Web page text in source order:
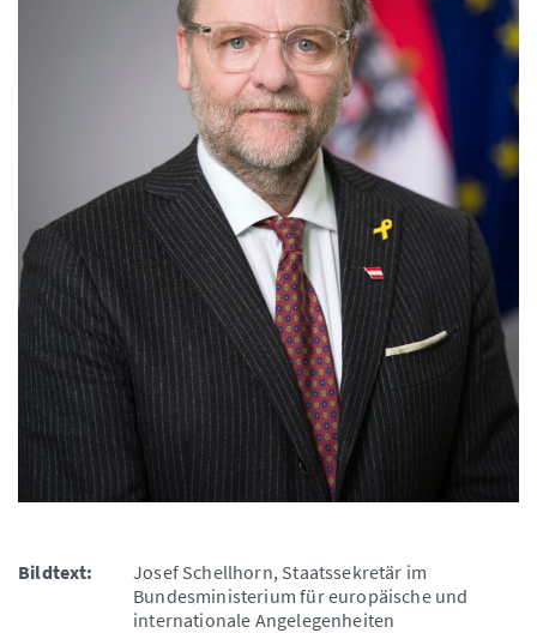
Bildtext:
Josef Schellhorn, Staatssekretär im
Bundesministerium für europäische und
internationale Angelegenheiten